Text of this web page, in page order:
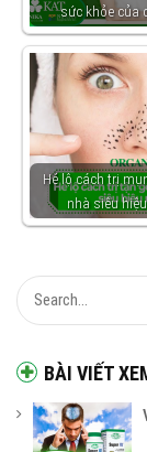
BÀI VIẾT
sức khỏe của
Hé lộ cách trị
nhà siêu